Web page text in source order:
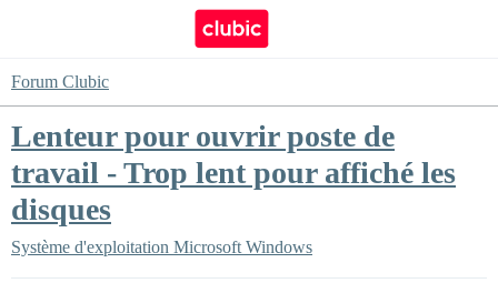
Forum Clubic
Lenteur pour ouvrir poste de
travail - Trop lent pour affiché les
disques
Système d'exploitation Microsoft Windows